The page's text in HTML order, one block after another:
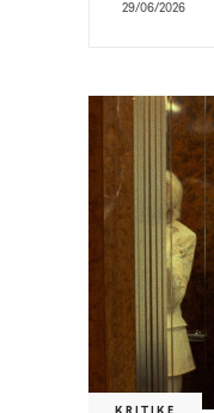
29/06/2026